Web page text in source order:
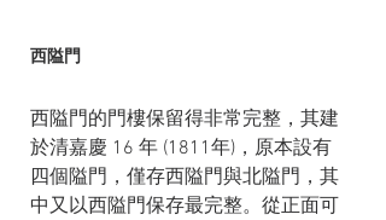
西隘門
西隘門的門樓保留得非常完整，其建
於清嘉慶 16 年 (1811年)，原本設有
四個隘門，僅存西隘門與北隘門，其
中又以西隘門保存最完整。從正面可